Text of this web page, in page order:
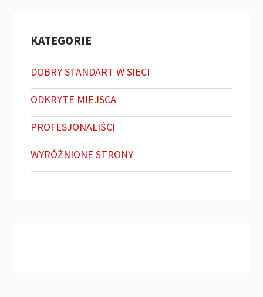
KATEGORIE
DOBRY STANDART W SIECI
ODKRYTE MIEJSCA
PROFESJONALIŚCI
WYRÓŻNIONE STRONY